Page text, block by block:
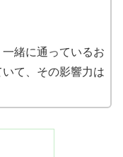
緒に通っているお
て、その影響力は